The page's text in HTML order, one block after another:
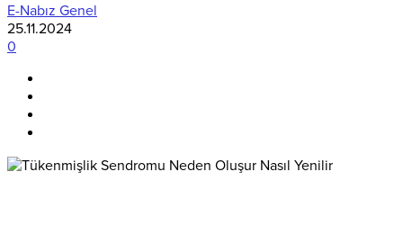
E-Nabız Genel
25.11.2024
0